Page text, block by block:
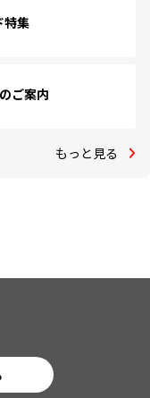
特集
ご案内
もっと見る